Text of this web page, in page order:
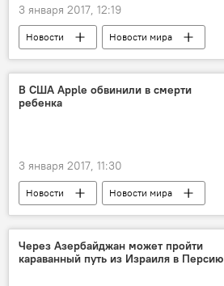
3 января 2017, 12:19
Новости Новости мира
В США Apple обвинили в смерти
ребенка
3 января 2017, 11:30
Новости Новости мира
Через Азербайджан может пройти
караванный путь из Израиля в Персию